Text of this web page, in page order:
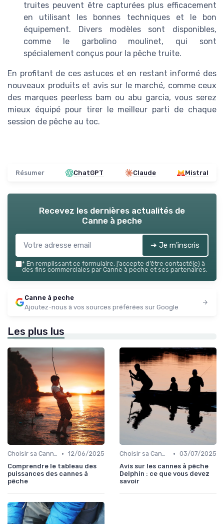
truites peuvent être capturées plus efficacement
en utilisant les bonnes techniques et le bon
équipement. Divers modèles sont disponibles,
comme le garbolino moulinet, qui sont
spécialement conçus pour la pêche truite.
En profitant de ces astuces et en restant informé des
nouveaux produits et avis sur le marché, comme ceux
des marques peerless bam ou abu garcia, vous serez
mieux équipé pour tirer le meilleur parti de chaque
session de pêche au toc.
Résumer ChatGPT Claude Mistral
Recevez les dernières actualités de
Canne à peche
➔ Je m'inscris
* En remplissant ce formulaire, j’accepte d’être contacté(e) à
des fins commerciales par Canne à peche et ses partenaires.
Canne à peche
Ajoutez-nous à vos sources préférées sur Google
Les plus lus
Choisir sa Canne et son Équipement • 12/06/2025
Comprendre le tableau des
puissances des cannes à
pêche
Choisir sa Canne et son Équipement • 03/07/2025
Avis sur les cannes à pêche
Delphin : ce que vous devez
savoir